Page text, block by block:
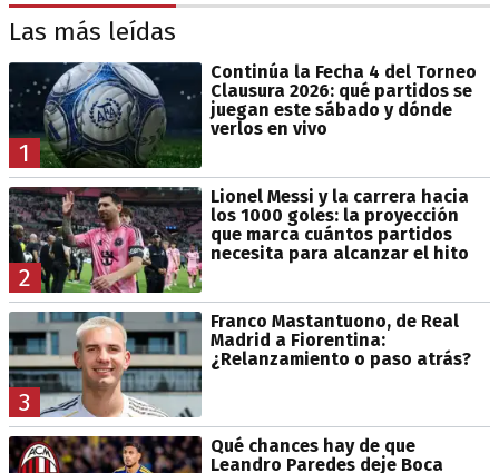
Las más leídas
1
Continúa la Fecha 4 del Torneo
Clausura 2026: qué partidos se
juegan este sábado y dónde
verlos en vivo
2
Lionel Messi y la carrera hacia
los 1000 goles: la proyección
que marca cuántos partidos
necesita para alcanzar el hito
3
Franco Mastantuono, de Real
Madrid a Fiorentina:
¿Relanzamiento o paso atrás?
Qué chances hay de que
Leandro Paredes deje Boca